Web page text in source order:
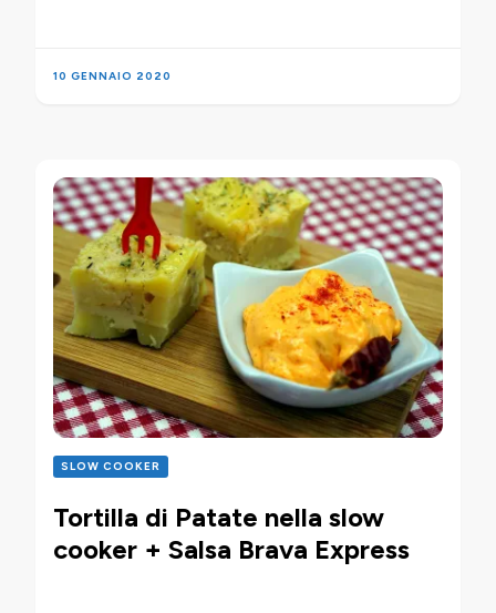
10 GENNAIO 2020
SLOW COOKER
Tortilla di Patate nella slow
cooker + Salsa Brava Express